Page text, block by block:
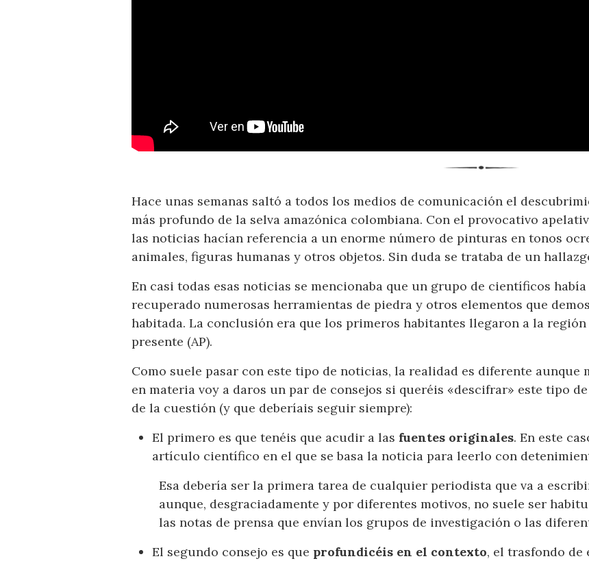
Hace unas semanas saltó a todos los medios de comunicación el
más profundo de la selva amazónica colombiana. Con el provocativo
las noticias hacían referencia a un enorme número de pinturas en tonos
animales, figuras humanas y otros objetos. Sin duda se trataba de un
En casi todas esas noticias se mencionaba que un grupo de científicos
recuperado numerosas herramientas de piedra y otros elementos que
habitada. La conclusión era que los primeros habitantes llegaron a la región
presente (AP).
Como suele pasar con este tipo de noticias, la realidad es diferente aunque
en materia voy a daros un par de consejos si queréis «descifrar» este tipo
de la cuestión (y que deberíais seguir siempre):
El primero es que tenéis que acudir a las fuentes originales. En este
artículo científico en el que se basa la noticia para leerlo con
Esa debería ser la primera tarea de cualquier periodista que va a
aunque, desgraciadamente y por diferentes motivos, no suele ser
las notas de prensa que envían los grupos de investigación o las
El segundo consejo es que profundicéis en el contexto, el trasfondo de